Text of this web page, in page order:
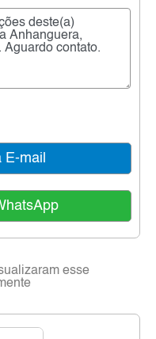
mail
esse